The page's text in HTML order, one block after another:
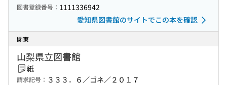
図書登録番号： 1111336942
愛知県図書館のサイトでこの本を確認
関東
山梨県立図書館
紙
請求記号： ３３３．６／ゴネ／２０１７